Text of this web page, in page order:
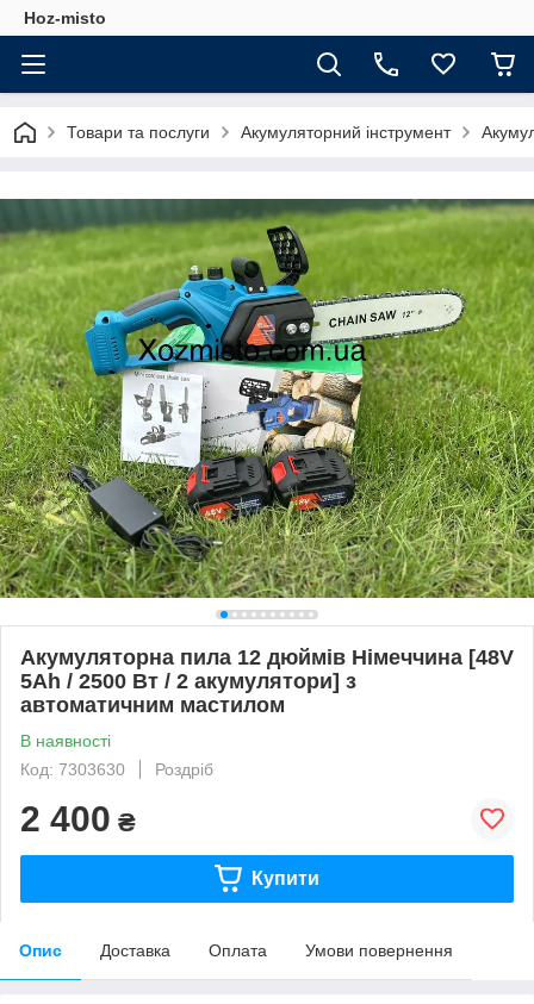
Hoz-misto
Товари та послуги Акумуляторний інструмент
Акумуляторна пила 12 дюймів Німеччина [48V
5Ah / 2500 Вт / 2 акумулятори] з
автоматичним мастилом
В наявності
Код: 7303630
Роздріб
2 400 ₴
Купити
Опис Доставка Оплата Умови повернення